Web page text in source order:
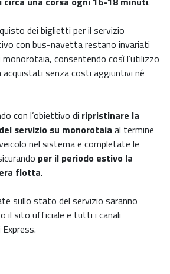
dei biglietti per il servizio
con bus-navetta restano invariati
consentendo così l’utilizzo
senza costi aggiuntivi né
con l’obiettivo di ripristinare la
servizio su monorotaia al termine
nel sistema e completate le
per il periodo estivo la
flotta.
sullo stato del servizio saranno
il sito ufficiale e tutti i canali